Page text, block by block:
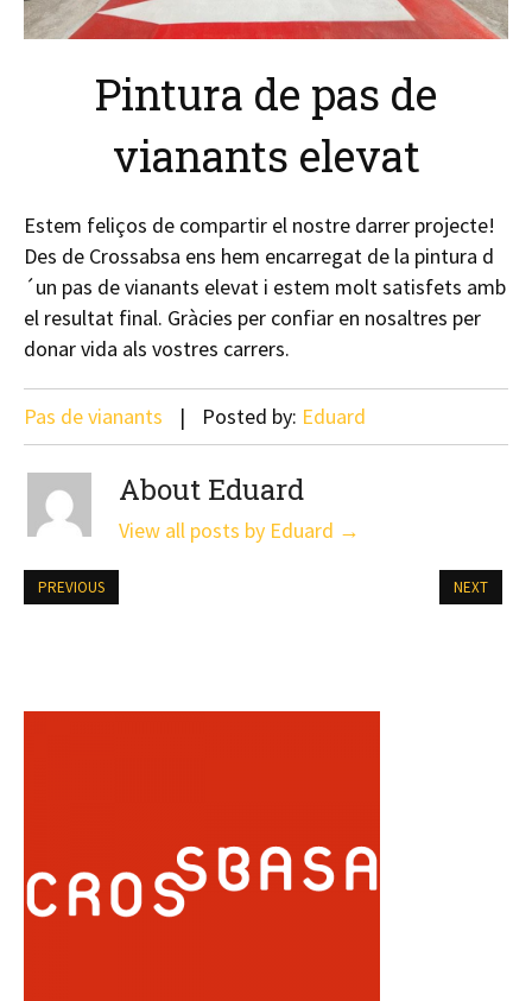
Pintura de pas de
vianants elevat
Estem feliços de compartir el nostre darrer projecte!
Des de Crossabsa ens hem encarregat de la pintura d
´un pas de vianants elevat i estem molt satisfets amb
el resultat final. Gràcies per confiar en nosaltres per
donar vida als vostres carrers.
Pas de vianants Posted by: Eduard
About Eduard
View all posts by Eduard →
PREVIOUS NEXT